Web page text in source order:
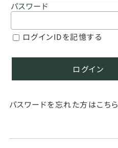
パスワード
ログインIDを記憶する
ログイン
パスワードを忘れた方はこちら